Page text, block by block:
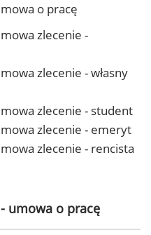
o pracę
zlecenie -
zlecenie - własny
zlecenie - student
zlecenie - emeryt
zlecenie - rencista
umowa o pracę